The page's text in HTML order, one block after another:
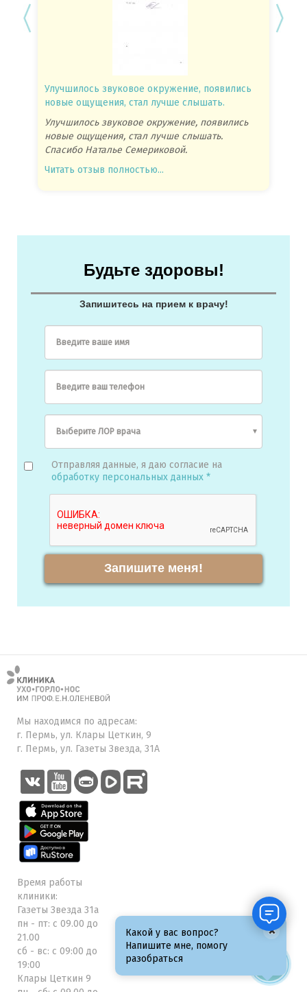
Улучшилось звуковое окружение, появились
новые ощущения, стал лучше слышать.
Улучшилось звуковое окружение, появились
новые ощущения, стал лучше слышать.
Спасибо Наталье Семериковой.
Читать отзыв полностью...
Будьте здоровы!
Запишитесь на прием к врачу!
Введите ваше имя
Введите ваш телефон
Отправляя данные, я даю согласие на
обработку персональных данных *
Запишите меня!
Мы находимся по адресам:
г. Пермь, ул. Клары Цеткин, 9
г. Пермь, ул. Газеты Звезда, 31А
Время работы
клиники:
Газеты Звезда 31а
пн - пт: с 09.00 до
21.00
сб - вс: с 09:00 до
19:00
Клары Цеткин 9
Какой у вас вопрос?
Напишите мне, помогу
разобраться
×